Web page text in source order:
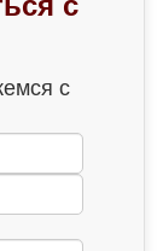
с